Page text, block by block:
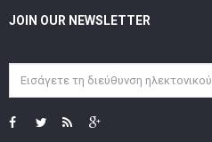
JOIN OUR NEWSLETTER